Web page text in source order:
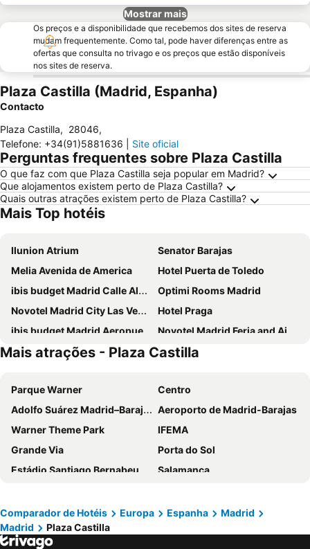
Mostrar mais
Os preços e a disponibilidade que recebemos dos sites de reserva
mudam frequentemente. Como tal, pode haver diferenças entre as
ofertas que consulta no trivago e os preços que estão disponíveis
nos sites de reserva.
Plaza Castilla (Madrid, Espanha)
Contacto
Plaza Castilla, 28046,
Telefone: +34(91)5881636 Site oficial
Perguntas frequentes sobre Plaza Castilla
O que faz com que Plaza Castilla seja popular em Madrid?
Que alojamentos existem perto de Plaza Castilla?
Quais outras atrações existem perto de Plaza Castilla?
Mais Top hotéis
Ilunion Atrium
Senator Barajas
Melia Avenida de America
Hotel Puerta de Toledo
ibis budget Madrid Calle Alcalá
Optimi Rooms Madrid
Novotel Madrid City Las Ventas
Hotel Praga
ibis budget Madrid Aeropuerto
Novotel Madrid Feria and Airport
Ilunion Suites Madrid
Ibis Styles Madrid City Las Ventas
Travelodge Madrid Metropolitano
INNSiDE by Meliá Madrid Valdebebas
Hotel Europa
Hotel Riu Plaza Espana
Holiday Inn Express Madrid Leganes
Hotel Puerta America
DWO Yuste Alcalá
ibis budget Madrid Vallecas
Exe Convention Plaza Madrid
Hotel Madrid Chamartín Affiliated by Meliá
Hotel Mercader
Hotel Zentral Castellana Norte
NH Madrid Ribera del Manzanares
Mais atrações - Plaza Castilla
Parque Warner
Centro
Adolfo Suárez Madrid–Barajas Airport
Aeroporto de Madrid-Barajas
Warner Theme Park
IFEMA
Grande Via
Porta do Sol
Estádio Santiago Bernabeu
Salamanca
Estadio Metropolitano Metro Station
Barajas
Metropolitano Metro Station
Comparador de Hotéis Europa Espanha
Madrid
Madrid
Plaza Castilla